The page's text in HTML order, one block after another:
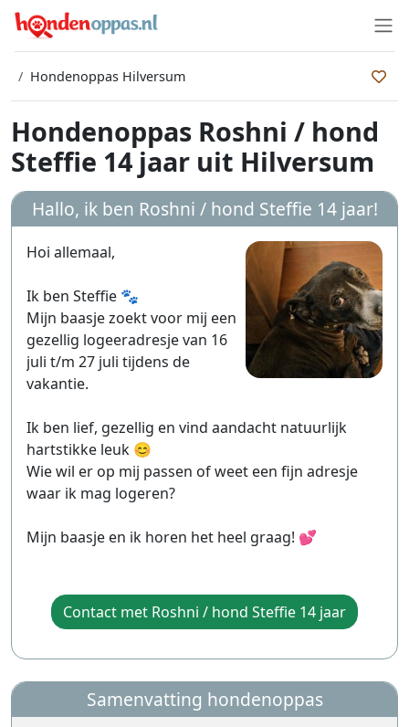
Hondenoppas Hilversum
Hondenoppas Roshni / hond
Steffie 14 jaar uit Hilversum
Hallo, ik ben Roshni / hond Steffie 14 jaar!
Hoi allemaal,
Ik ben Steffie 🐾
Mijn baasje zoekt voor mij een
gezellig logeeradresje van 16
juli t/m 27 juli tijdens de
vakantie.
Ik ben lief, gezellig en vind aandacht natuurlijk
hartstikke leuk 😊
Wie wil er op mij passen of weet een fijn adresje
waar ik mag logeren?
Mijn baasje en ik horen het heel graag! 💕
Contact met Roshni / hond Steffie 14 jaar
Samenvatting hondenoppas